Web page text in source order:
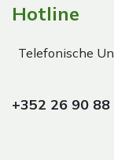
Hotline
Telefonische
+352 26 90 88